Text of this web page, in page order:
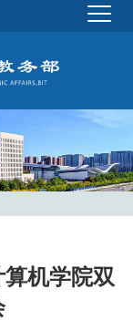
机学院双